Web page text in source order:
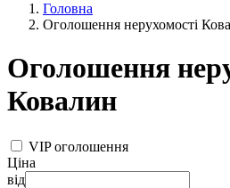
Головна
Оголошення нерухомості
Оголошення
Ковалин
VIP оголошення
Ціна
від